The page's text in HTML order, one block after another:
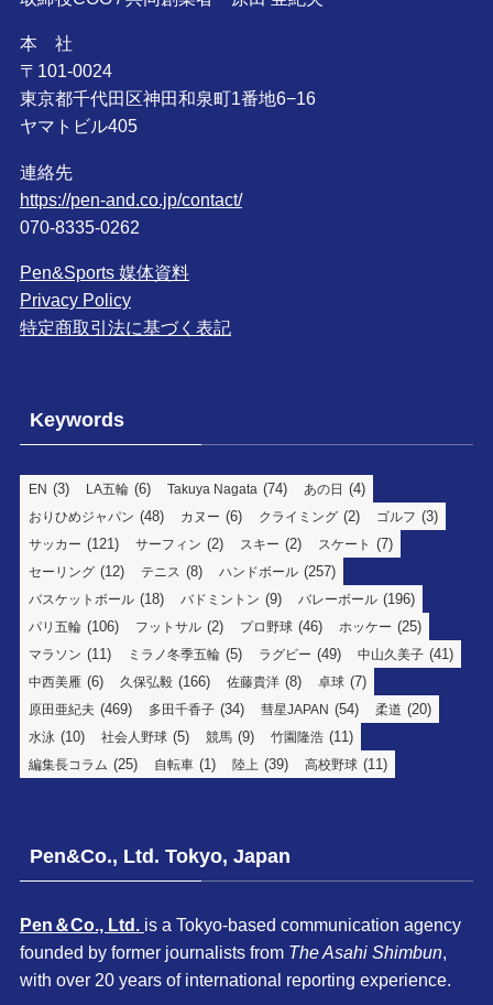
本 社
〒101-0024
東京都千代田区神田和泉町1番地6−16
ヤマトビル405
連絡先
https://pen-and.co.jp/contact/
070-8335-0262
Pen&Sports 媒体資料
Privacy Policy
特定商取引法に基づく表記
Keywords
EN (3) LA五輪 (6) Takuya Nagata (74) あの日 (4)
おりひめジャパン (48) カヌー (6) クライミング (2) ゴルフ (3)
サッカー (121) サーフィン (2) スキー (2) スケート (7)
セーリング (12) テニス (8) ハンドボール (257)
バスケットボール (18) バドミントン (9) バレーボール (196)
パリ五輪 (106) フットサル (2) プロ野球 (46) ホッケー (25)
マラソン (11) ミラノ冬季五輪 (5) ラグビー (49) 中山久美子 (41)
中西美雁 (6) 久保弘毅 (166) 佐藤貴洋 (8) 卓球 (7)
原田亜紀夫 (469) 多田千香子 (34) 彗星JAPAN (54) 柔道 (20)
水泳 (10) 社会人野球 (5) 競馬 (9) 竹園隆浩 (11)
編集長コラム (25) 自転車 (1) 陸上 (39) 高校野球 (11)
Pen&Co., Ltd. Tokyo, Japan
Pen＆Co., Ltd. is a Tokyo-based communication agency
founded by former journalists from The Asahi Shimbun,
with over 20 years of international reporting experience.